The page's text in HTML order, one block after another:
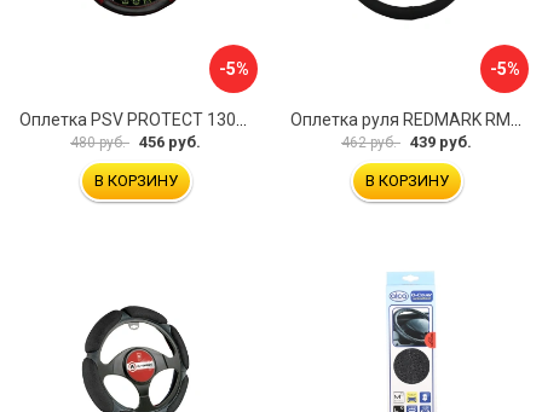
-5%
Оплетка PSV PROTECT 130503
480 руб. 456 руб.
В КОРЗИНУ
-5%
Оплетка руля REDMARK RM78002
462 руб. 439 руб.
В КОРЗИНУ